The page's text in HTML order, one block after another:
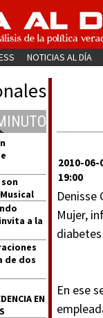
NOTICIAS AL DÍA
a la
de dos
EN
2010-06-
19:00
Denisse
Mujer,
En ese